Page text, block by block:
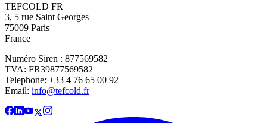
TEFCOLD FR
3, 5 rue Saint Georges
75009 Paris
France
Numéro Siren : 877569582
TVA: FR39877569582
Telephone: +33 4 76 65 00 92
Email: info@tefcold.fr